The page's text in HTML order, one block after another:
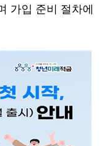
가입 준비 절차에